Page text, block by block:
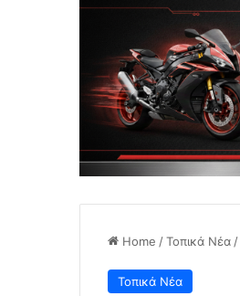
Home /Τοπικά Νέα /
Τοπικά Νέα